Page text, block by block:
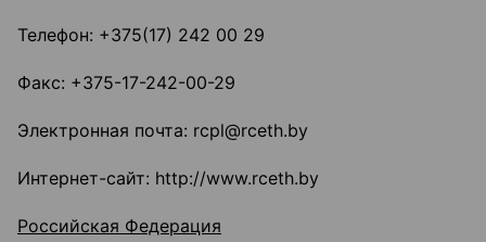
Телефон: +375(17) 242 00 29
Факс: +375-17-242-00-29
Электронная почта: rcpl@rceth.by
Интернет-сайт: http://www.rceth.by
Российская Федерация